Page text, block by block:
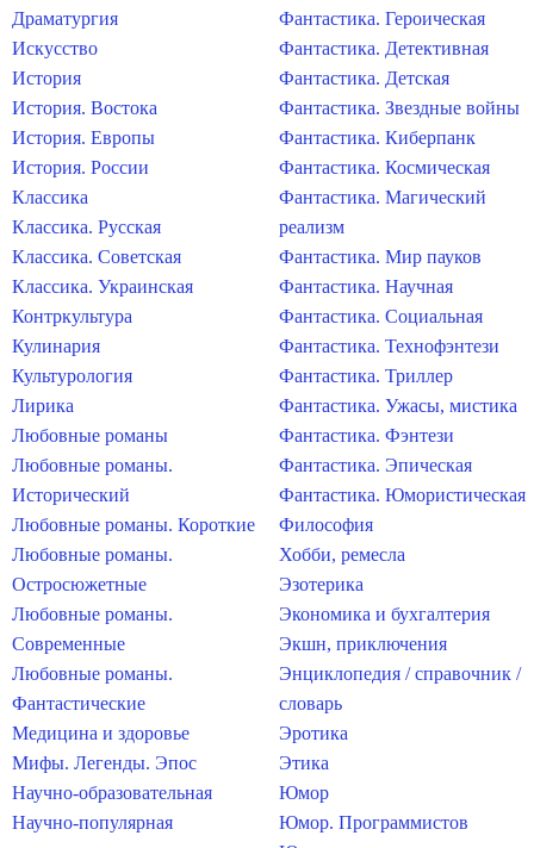
Драматургия
Искусство
История
История. Востока
История. Европы
История. России
Классика
Классика. Русская
Классика. Советская
Классика. Украинская
Контркультура
Кулинария
Культурология
Лирика
Любовные романы
Любовные романы.
Исторический
Любовные романы. Короткие
Любовные романы.
Остросюжетные
Любовные романы.
Современные
Любовные романы.
Фантастические
Медицина и здоровье
Мифы. Легенды. Эпос
Научно-образовательная
Научно-популярная
Фантастика. Героическая
Фантастика. Детективная
Фантастика. Детская
Фантастика. Звездные войны
Фантастика. Киберпанк
Фантастика. Космическая
Фантастика. Магический
реализм
Фантастика. Мир пауков
Фантастика. Научная
Фантастика. Социальная
Фантастика. Технофэнтези
Фантастика. Триллер
Фантастика. Ужасы, мистика
Фантастика. Фэнтези
Фантастика. Эпическая
Фантастика. Юмористическая
Философия
Хобби, ремесла
Эзотерика
Экономика и бухгалтерия
Экшн, приключения
Энциклопедия / справочник /
словарь
Эротика
Этика
Юмор
Юмор. Программистов